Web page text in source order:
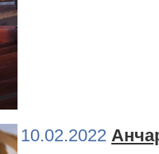
10.02.2022